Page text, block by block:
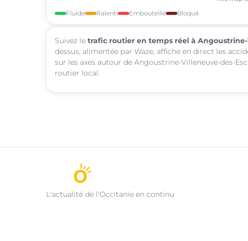
Fluide Ralenti Embouteillé Bloqué
Suivez le trafic routier en temps réel à Angoustrine-
dessus, alimentée par Waze, affiche en direct les
sur les axes autour de Angoustrine-Villeneuve-des-
routier local.
L'actualité de l'Occitanie en continu